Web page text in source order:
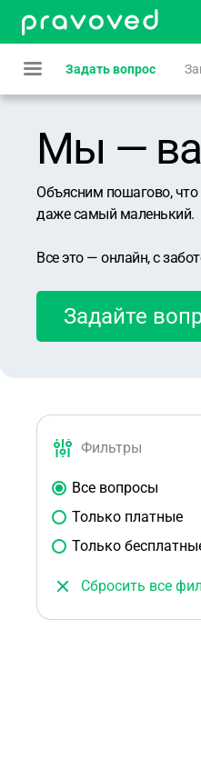
Задать вопрос
Мы —
Объясним пошагово,
даже самый маленький.
Все это — онлайн, с
Задайте
Фильтры
Все вопросы
Только платные
Только
Сбросить все